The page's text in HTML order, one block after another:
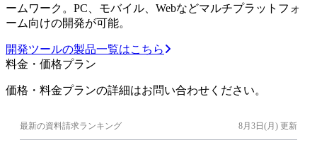
ームワーク。PC、モバイル、Webなどマルチプラットフォ
ーム向けの開発が可能。
開発ツールの製品一覧はこちら
料金・価格プラン
価格・料金プランの詳細はお問い合わせください。
最新の資料請求ランキング 8月3日(月) 更新